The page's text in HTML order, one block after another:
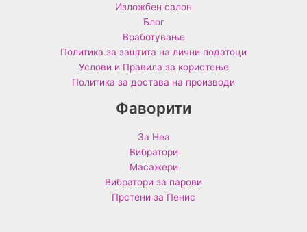
Изложбен салон
Блог
Вработување
Политика за заштита на лични податоци
Услови и Правила за користење
Политика за достава на производи
Фаворити
За Неа
Вибратори
Масажери
Вибратори за парови
Прстени за Пенис